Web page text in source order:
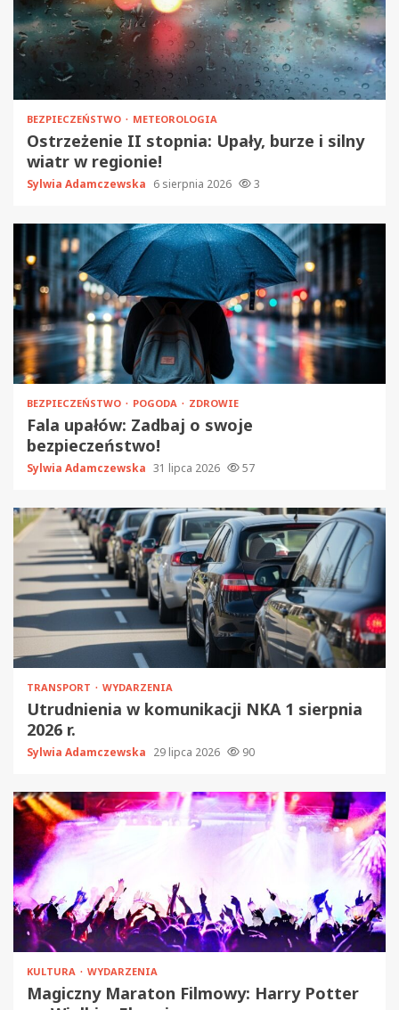
BEZPIECZEŃSTWO METEOROLOGIA
Ostrzeżenie II stopnia: Upały, burze i silny
wiatr w regionie!
Sylwia Adamczewska 6 sierpnia 2026 3
BEZPIECZEŃSTWO POGODA ZDROWIE
Fala upałów: Zadbaj o swoje
bezpieczeństwo!
Sylwia Adamczewska 31 lipca 2026 57
TRANSPORT WYDARZENIA
Utrudnienia w komunikacji NKA 1 sierpnia
2026 r.
Sylwia Adamczewska 29 lipca 2026 90
KULTURA WYDARZENIA
Magiczny Maraton Filmowy: Harry Potter